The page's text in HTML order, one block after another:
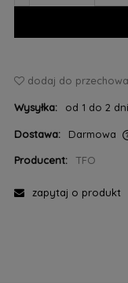
dodaj do
Wysyłka: od 1 do 2 dni
Dostawa:
Darmowa
Producent:
TFO
zapytaj o produkt